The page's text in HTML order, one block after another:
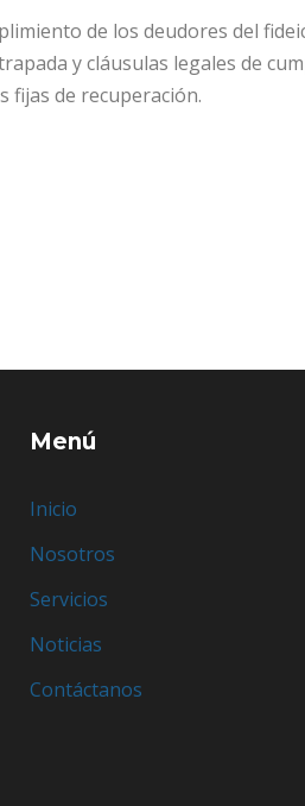
de los deudores del
y cláusulas legales de
fijas de recuperación.
Menú
Inicio
Nosotros
Servicios
Noticias
Contáctanos